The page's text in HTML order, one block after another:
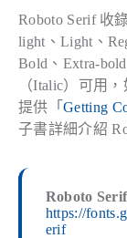
Roboto Serif 收
light、Light、
Bold、Extra-
（Italic）可用
提供「 Getting
子書詳細介紹
Roboto Serif
https://
erif